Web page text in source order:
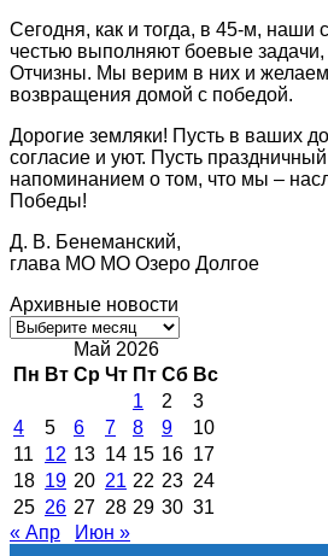
Сегодня, как и тогда, в 45-м,
честью выполняют боевые
Отчизны. Мы верим в них и
возвращения домой с победой.
Дорогие земляки! Пусть в ваших
согласие и уют. Пусть
напоминанием о том, что мы –
Победы!
Д. В. Бенеманский,
глава МО МО Озеро Долгое
Архивные новости
Архивные
новостиМай 2026
Пн Вт Ср Чт Пт Сб Вс
1
2
3
4
5 6 7 8 9
10
11
12 13 14 15 16 17
18 19 20 21 22 23 24
25 26 27 28 29 30 31
« Апр
Июн »